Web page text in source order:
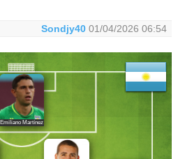
Sondjy40 01/04/2026 06:54
Emiliano Martínez